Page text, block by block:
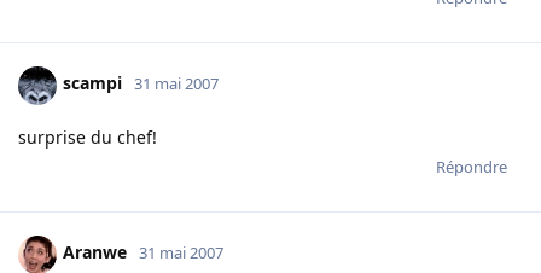
scampi 31 mai 2007
surprise du chef!
Répondre
Aranwe 31 mai 2007